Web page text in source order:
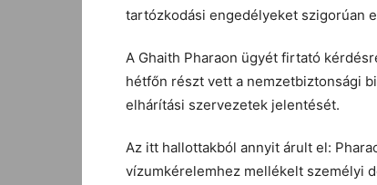
tartózkodási engedélyeket szigorúan
A Ghaith Pharaon ügyét firtató
hétfőn részt vett a nemzetbiztonsági
elhárítási szervezetek jelentését.
Az itt hallottakból annyit árult el:
vízumkérelemhez mellékelt személyi